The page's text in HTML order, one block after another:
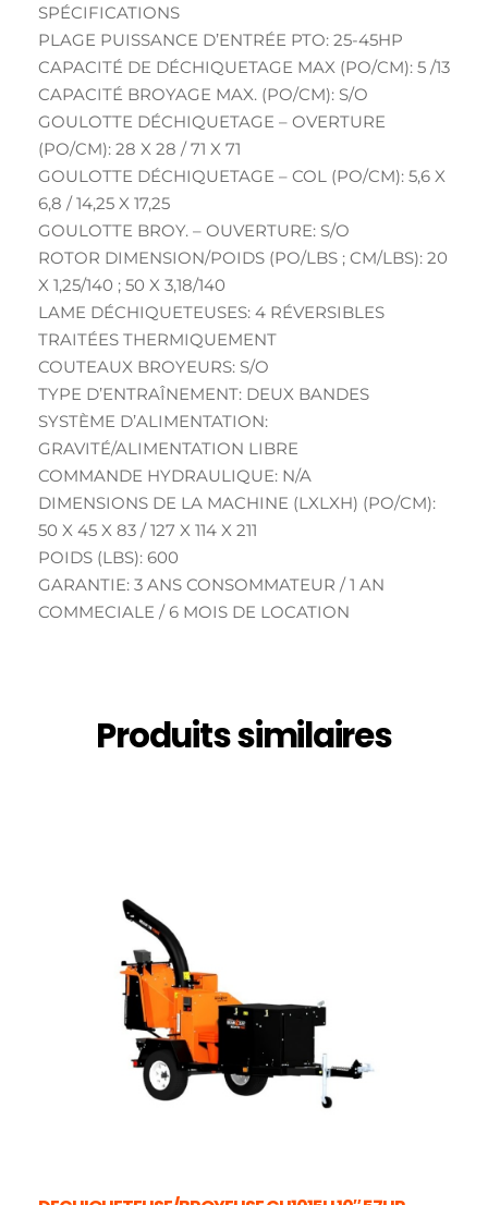
SPÉCIFICATIONS
PLAGE PUISSANCE D’ENTRÉE PTO: 25-45HP
CAPACITÉ DE DÉCHIQUETAGE MAX (PO/CM): 5 /13
CAPACITÉ BROYAGE MAX. (PO/CM): S/O
GOULOTTE DÉCHIQUETAGE – OVERTURE
(PO/CM): 28 X 28 / 71 X 71
GOULOTTE DÉCHIQUETAGE – COL (PO/CM): 5,6 X
6,8 / 14,25 X 17,25
GOULOTTE BROY. – OUVERTURE: S/O
ROTOR DIMENSION/POIDS (PO/LBS ; CM/LBS): 20
X 1,25/140 ; 50 X 3,18/140
LAME DÉCHIQUETEUSES: 4 RÉVERSIBLES
TRAITÉES THERMIQUEMENT
COUTEAUX BROYEURS: S/O
TYPE D’ENTRAÎNEMENT: DEUX BANDES
SYSTÈME D’ALIMENTATION:
GRAVITÉ/ALIMENTATION LIBRE
COMMANDE HYDRAULIQUE: N/A
DIMENSIONS DE LA MACHINE (LXLXH) (PO/CM):
50 X 45 X 83 / 127 X 114 X 211
POIDS (LBS): 600
GARANTIE: 3 ANS CONSOMMATEUR / 1 AN
COMMECIALE / 6 MOIS DE LOCATION
Produits similaires